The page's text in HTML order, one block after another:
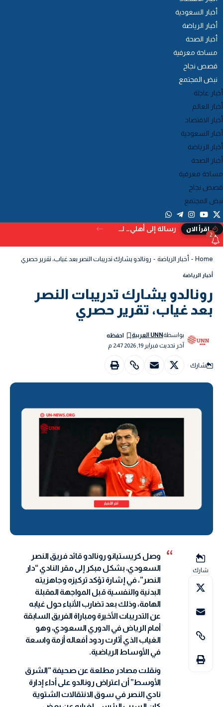
أخبار السعودية
أخبار الرياضة
أخبار الصحة
مساحة معرفية
قصص نجاح
نبض المجتمع
عاجلة
العالم
الاقتصاد
السعودية
الرياضة
الصحة
معرفية
نجاح
المجتمع
إقرأ الان رسالة إلى أهلي… لم تُكتب في الدنيا
2
Home أخبار الرياضة رونالدو يشارك تدريبات النصر بعد غياب، تقرير حصري
أخبار الرياضة
رونالدو يشارك تدريبات النصر
بعد غياب، تقرير حصري
آخر تحديث فبراير 19, 2026 2:47 م
بواسطةUNN العربية
شارك
شارك
وصل كريستيانو رونالدو قائد فريق النصر
السعودي، بشكل مبكر إلى مقر النادي “دار
النصر”، في إشارة تؤكد تركيزه وجاهزيته
البدنية والنفسية قبل المواجهة المقبلة
الهامة، وذلك بعد تضارب الأنباء حول غيابه
عن التدريبات الأخيرة ومباراة الفريق السابقة
أمام الرياض في الدوري السعودي، وهو
الغياب الذي أثارت ردود أفعاله أزمة واسعة
في الأوساط الرياضية.
ونقلت مصادر مطلعة عن صحيفة “الشرق
الأوسط” أن اعتراض رونالدو على أداء إدارة
نادي النصر في سوق الانتقالات الشتوية